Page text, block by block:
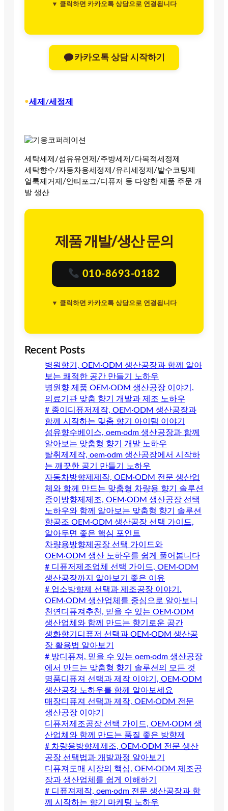
▼ 클릭하면 카카오톡 상담으로 연결됩니다
카카오톡 상담 시작하기
•세제/세정제
세탁세제/섬유유연제/주방세제/다목적세정제
세탁향수/자동차용세정제/유리세정제/발수코팅제
얼룩제거제/안티포그/디퓨저 등 다양한 제품 주문 개
발 생산
제품 개발/생산 문의
010-8693-0182
▼ 클릭하면 카카오톡 상담으로 연결됩니다
Recent Posts
병원향기, OEM·ODM 생산공장과 함께 알아
보는 쾌적한 공간 만들기 노하우
병원향 제품 OEM·ODM 생산공장 이야기.
의료기관 맞춤 향기 개발과 제조 노하우
# 종이디퓨저제작, OEM·ODM 생산공장과
함께 시작하는 맞춤 향기 아이템 이야기
섬유향수베이스, oem·odm 생산공장과 함께
알아보는 맞춤형 향기 개발 노하우
탈취제제작, oem·odm 생산공장에서 시작하
는 깨끗한 공기 만들기 노하우
자동차방향제제작, OEM·ODM 전문 생산업
체와 함께 만드는 맞춤형 차량용 향기 솔루션
종이방향제제조, OEM·ODM 생산공장 선택
노하우와 함께 알아보는 맞춤형 향기 솔루션
향공조 OEM·ODM 생산공장 선택 가이드,
알아두면 좋은 핵심 포인트
차량용방향제공장 선택 가이드와
OEM·ODM 생산 노하우를 쉽게 풀어봅니다
# 디퓨저제조업체 선택 가이드, OEM·ODM
생산공장까지 알아보기 좋은 이유
# 업소방향제 선택과 제조공장 이야기.
OEM·ODM 생산업체를 중심으로 알아보니
천연디퓨져추천, 믿을 수 있는 OEM·ODM
생산업체와 함께 만드는 향기로운 공간
생화향기디퓨저 선택과 OEM·ODM 생산공
장 활용법 알아보기
# 방디퓨져, 믿을 수 있는 oem·odm 생산공장
에서 만드는 맞춤형 향기 솔루션의 모든 것
명품디퓨져 선택과 제작 이야기, OEM·ODM
생산공장 노하우를 함께 알아보세요
매장디퓨져 선택과 제작, OEM·ODM 전문
생산공장 이야기
디퓨저제조공장 선택 가이드, OEM·ODM 생
산업체와 함께 만드는 품질 좋은 방향제
# 차량용방향제제조, OEM·ODM 전문 생산
공장 선택법과 개발과정 알아보기
디퓨져도매 시장의 핵심, OEM·ODM 제조공
장과 생산업체를 쉽게 이해하기
# 디퓨져제작, oem·odm 전문 생산공장과 함
께 시작하는 향기 마케팅 노하우